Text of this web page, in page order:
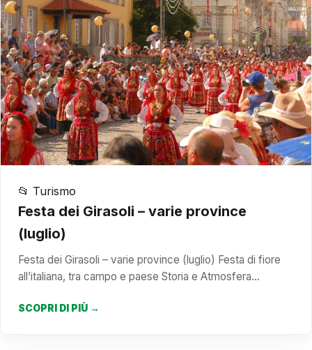
📂 Turismo
Festa dei Girasoli – varie province
(luglio)
Festa dei Girasoli – varie province (luglio) Festa di fiore
all’italiana, tra campo e paese Storia e Atmosfera…
SCOPRI DI PIÙ →